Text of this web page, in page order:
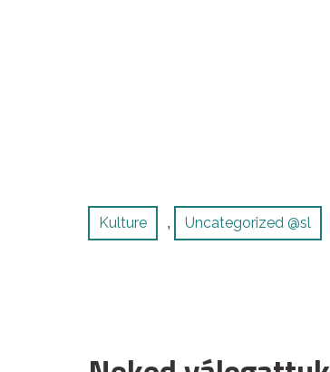
Kulture , Uncategorized @sl